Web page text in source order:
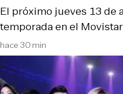
hace 30 min
El próximo jueves 13 de
temporada en el